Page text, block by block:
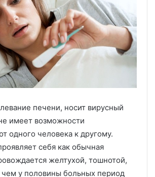
печени, носит вирусный
имеет возможности
одного человека к другому.
себя как обычная
желтухой, тошнотой,
чем у половины больных период